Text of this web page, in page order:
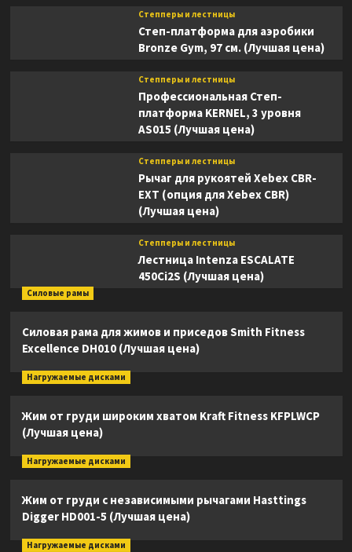
Степперы и лестницы
Степ-платформа для аэробики
Bronze Gym, 97 см. (Лучшая цена)
Степперы и лестницы
Профессиональная Степ-
платформа KERNEL, 3 уровня
AS015 (Лучшая цена)
Степперы и лестницы
Рычаг для рукоятей Xebex CBR-
EXT (опция для Xebex CBR)
(Лучшая цена)
Степперы и лестницы
Лестница Intenza ESCALATE
450Ci2S (Лучшая цена)
Силовые рамы
Силовая рама для жимов и приседов Smith Fitness
Excellence DH010 (Лучшая цена)
Нагружаемые дисками
Жим от груди широким хватом Kraft Fitness KFPLWCP
(Лучшая цена)
Нагружаемые дисками
Жим от груди с независимыми рычагами Hasttings
Digger HD001-5 (Лучшая цена)
Нагружаемые дисками